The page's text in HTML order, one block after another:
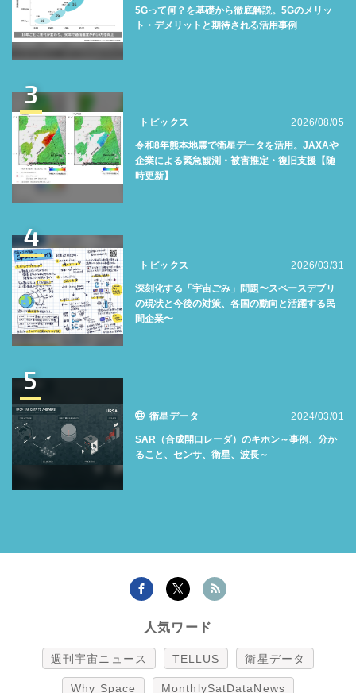
5Gって何？を基礎から徹底解説。5Gのメリッ
ト・デメリットと期待される活用事例
3
トピックス 2026/08/05
令和8年熊本地震で衛星データを活用。JAXAや
企業による緊急観測・被害推定・復旧支援【随
時更新】
4
トピックス 2026/03/31
深刻化する「宇宙ごみ」問題〜スペースデブリ
の現状と今後の対策、各国の動向と活躍する民
間企業〜
5
衛星データ 2024/03/01
SAR（合成開口レーダ）のキホン～事例、分か
ること、センサ、衛星、波長～
人気ワード
週刊宇宙ニュース TELLUS 衛星データ
Why Space MonthlySatDataNews